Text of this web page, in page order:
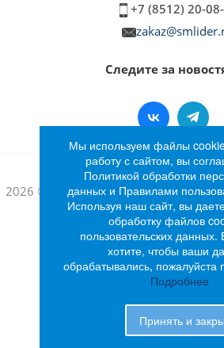
+7 (8512) 20-
Следите за
2026 © Интернет-магазин бытовой
«Лидер»
Мы используем файлы
работу с сайтом, вы
Политикой обработки
данных и Правилами
Используя наш сайт, вы
обработку файлов
пользовательских
хотите, чтобы ваши
обрабатывались, пожалуйста
Подробнее
Принять и